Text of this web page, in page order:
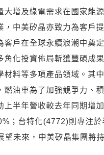
增及綠電需求在國家能
，中美矽晶亦致力為客戶
戶在全球永續浪潮中奠
角化投資佈局斬獲豐碩成
材料等多項產品領域。其
燃油車為了加強競爭力、
上半年營收較去年同期
；台特化(4772)則專注
望未來，中美矽晶集團